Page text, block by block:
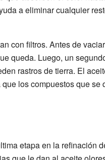
a eliminar cualquier
con filtros. Antes de
queda. Luego, un
rastros de tierra. El
los compuestos que se
etapa en la refinación